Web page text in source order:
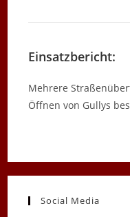
Einsatzbericht:
Mehrere
Öffnen von Gullys
Social Media